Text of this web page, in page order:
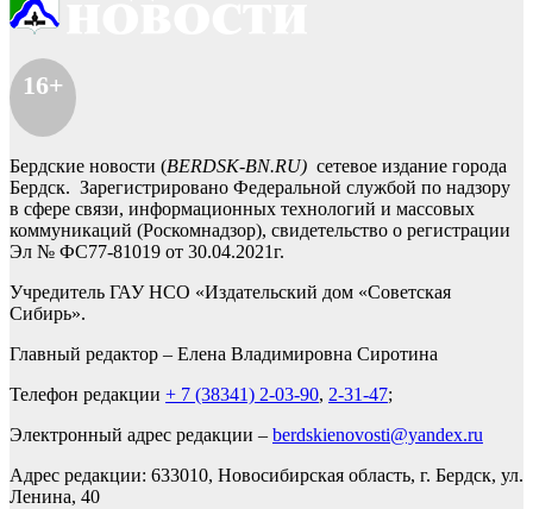
16+
Бердские новости (BERDSK-BN.RU) сетевое издание города
Бердск. Зарегистрировано Федеральной службой по надзору
в сфере связи, информационных технологий и массовых
коммуникаций (Роскомнадзор), свидетельство о регистрации
Эл № ФС77-81019 от 30.04.2021г.
Учредитель ГАУ НСО «Издательский дом «Советская
Сибирь».
Главный редактор – Елена Владимировна Сиротина
Телефон редакции + 7 (38341) 2-03-90, 2-31-47;
Электронный адрес редакции – berdskienovosti@yandex.ru
Адрес редакции: 633010, Новосибирская область, г. Бердск, ул.
Ленина, 40